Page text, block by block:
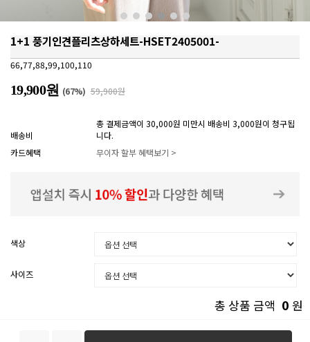
1+1 풍기인견플리츠상하세트-HSET2405001-
66,77,88,99,100,110
19,900원 (67%) 59,900원
배송비
총 결제금액이 30,000원 미만시 배송비 3,000원이 청구됩
니다.
카드혜택
무이자 할부 혜택보기 >
색상
사이즈
총 상품 금액 0 원